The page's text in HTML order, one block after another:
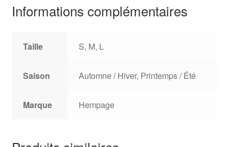
Informations complémentaires
Taille S, M, L
Saison Automne / Hiver, Printemps / Été
Marque Hempage